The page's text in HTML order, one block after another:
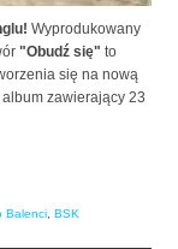
Wyprodukowany
"Obudź się" to
się na nową
zawierający 23
Balenci BSK